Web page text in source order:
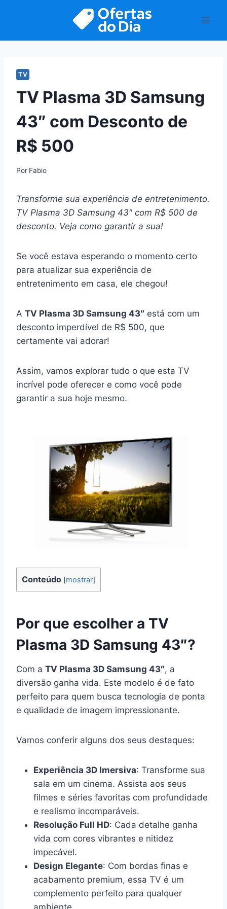
TV
TV Plasma 3D Samsung
43″ com Desconto de
R$ 500
Por Fabio
Transforme sua experiência de entretenimento.
TV Plasma 3D Samsung 43″ com R$ 500 de
desconto. Veja como garantir a sua!
Se você estava esperando o momento certo
para atualizar sua experiência de
entretenimento em casa, ele chegou!
A TV Plasma 3D Samsung 43″ está com um
desconto imperdível de R$ 500, que
certamente vai adorar!
Assim, vamos explorar tudo o que esta TV
incrível pode oferecer e como você pode
garantir a sua hoje mesmo.
Conteúdo [mostrar]
Por que escolher a TV
Plasma 3D Samsung 43″?
Com a TV Plasma 3D Samsung 43″, a
diversão ganha vida. Este modelo é de fato
perfeito para quem busca tecnologia de ponta
e qualidade de imagem impressionante.
Vamos conferir alguns dos seus destaques:
Experiência 3D Imersiva: Transforme sua
sala em um cinema. Assista aos seus
filmes e séries favoritas com profundidade
e realismo incomparáveis.
Resolução Full HD: Cada detalhe ganha
vida com cores vibrantes e nitidez
impecável.
Design Elegante: Com bordas finas e
acabamento premium, essa TV é um
complemento perfeito para qualquer
ambiente.